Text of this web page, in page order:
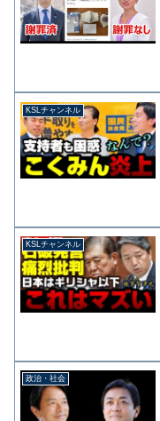
KSLチャンネル
KSLチャンネル
政治・社会